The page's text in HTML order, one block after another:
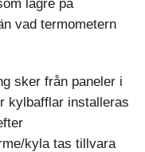
lägre på
vad termometern
sker från paneler i
kylbafflar installeras
kyla tas tillvara